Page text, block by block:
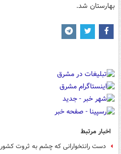
بهارستان شد.
اخبار مرتبط
دست رانتخوارانی که چشم به ثروت کشور